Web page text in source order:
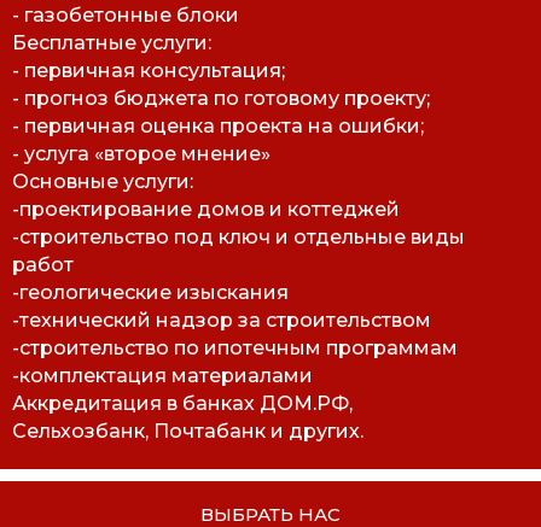
- газобетонные блоки
Бесплатные услуги:
- первичная консультация;
- прогноз бюджета по готовому проекту;
- первичная оценка проекта на ошибки;
- услуга «второе мнение»
Основные услуги:
-проектирование домов и коттеджей
-строительство под ключ и отдельные виды
работ
-геологические изыскания
-технический надзор за строительством
-строительство по ипотечным программам
-комплектация материалами
Аккредитация в банках ДОМ.РФ,
Сельхозбанк, Почтабанк и других.
ВЫБРАТЬ НАС